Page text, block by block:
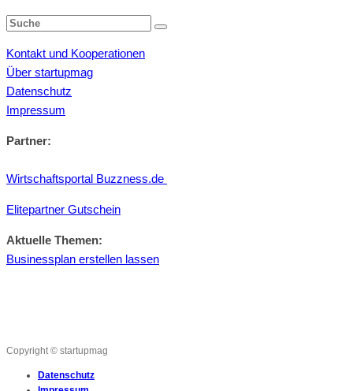
Kontakt und Kooperationen
Über startupmag
Datenschutz
Impressum
Partner:
Wirtschaftsportal Buzzness.de
Elitepartner Gutschein
Aktuelle Themen:
Businessplan erstellen lassen
Copyright © startupmag
Datenschutz